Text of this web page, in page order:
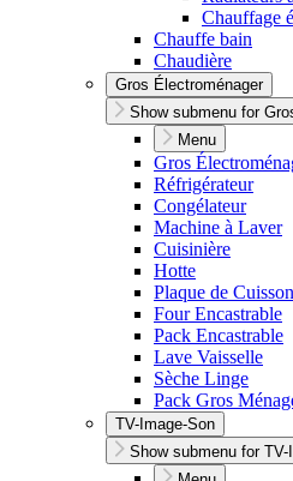
Chauffage
Chauffe bain
Chaudière
Gros Électroménager
Show submenu for
Menu
Gros
Réfrigérateur
Congélateur
Machine à Laver
Cuisinière
Hotte
Plaque de Cuisson
Four Encastrable
Pack Encastrable
Lave Vaisselle
Sèche Linge
Pack Gros
TV-Image-Son
Show submenu for